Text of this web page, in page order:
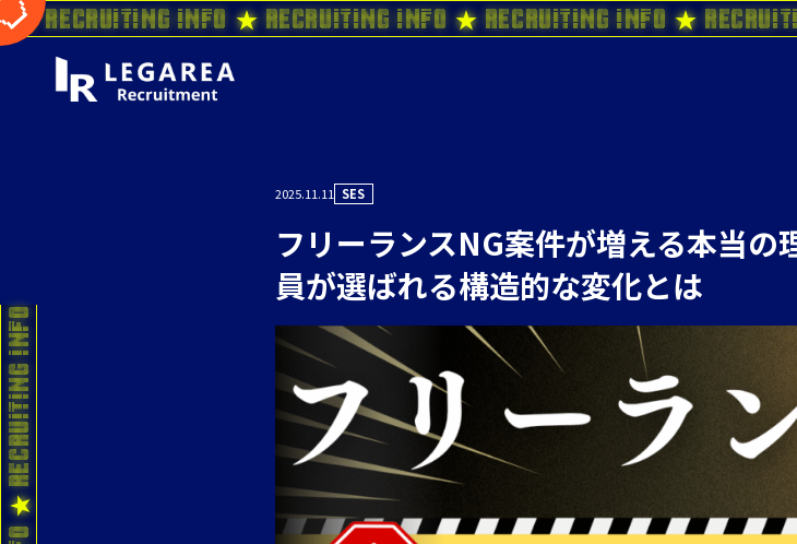
2025.11.11 SES
フリーランスNG案件が増える本当の
員が選ばれる構造的な変化とは
Info ★ Recruiting Info ★ Recruiting Info ★